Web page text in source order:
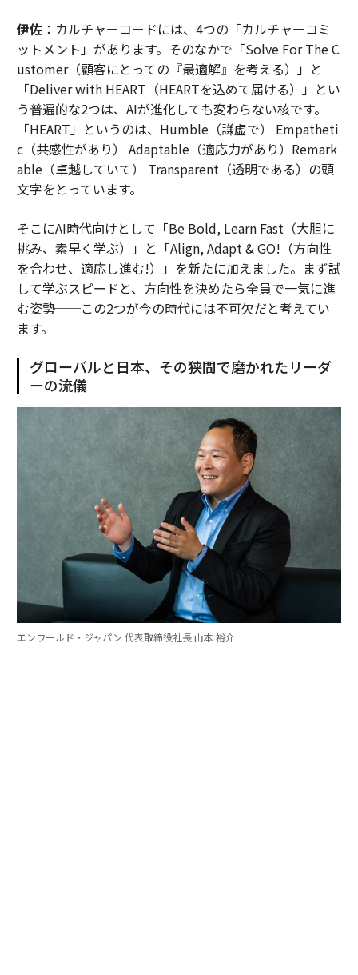
伊佐：カルチャーコードには、4つの「カルチャーコミ
ットメント」があります。そのなかで「Solve For The C
ustomer（顧客にとっての『最適解』を考える）」と
「Deliver with HEART（HEARTを込めて届ける）」とい
う普遍的な2つは、AIが進化しても変わらない核です。
「HEART」というのは、Humble（謙虚で） Empatheti
c（共感性があり） Adaptable（適応力があり）Remark
able（卓越していて） Transparent（透明である）の頭
文字をとっています。
そこにAI時代向けとして「Be Bold, Learn Fast（大胆に
挑み、素早く学ぶ）」と「Align, Adapt & GO!（方向性
を合わせ、適応し進む!）」を新たに加えました。まず試
して学ぶスピードと、方向性を決めたら全員で一気に進
む姿勢──この2つが今の時代には不可欠だと考えてい
ます。
グローバルと日本、その狭間で磨かれたリーダ
ーの流儀
エンワールド・ジャパン 代表取締役社長 山本 裕介